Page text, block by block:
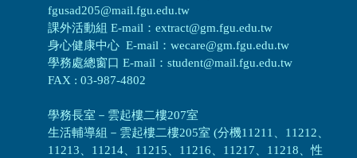
fgusad205@mail.fgu.edu.tw
課外活動組 E-mail：extract@gm.fgu.edu.tw
身心健康中心 E-mail：wecare@gm.fgu.edu.tw
學務處總窗口 E-mail：student@mail.fgu.edu.tw
FAX : 03-987-4802
學務長室－雲起樓二樓207室
生活輔導組 － 雲起樓二樓205室 (分機11211、11212、
11213、11214、11215、11216、11217、11218、性